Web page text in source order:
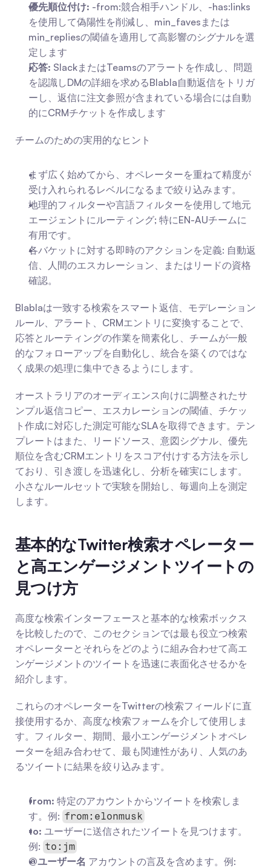
優先順位付け: -from:競合相手ハンドル、-has:links
を使用して偽陽性を削減し、min_favesまたは
min_repliesの閾値を適用して高影響のシグナルを選
定します
応答: SlackまたはTeamsのアラートを作成し、問題
を認識しDMの詳細を求めるBlabla自動返信をトリガ
ーし、返信に注文参照が含まれている場合には自動
的にCRMチケットを作成します
チームのための実用的なヒント
まず広く始めてから、オペレーターを重ねて精度が
受け入れられるレベルになるまで絞り込みます。
地理的フィルターや言語フィルターを使用して地元
エージェントにルーティング; 特にEN-AUチームに
有用です。
各バケットに対する即時のアクションを定義: 自動返
信、人間のエスカレーション、またはリードの資格
確認。
Blablaは一致する検索をスマート返信、モデレーション
ルール、アラート、CRMエントリに変換することで、
応答とルーティングの作業を簡素化し、チームが一般
的なフォローアップを自動化し、統合を築くのではな
く成果の処理に集中できるようにします。
オーストラリアのオーディエンス向けに調整されたサ
ンプル返信コピー、エスカレーションの閾値、チケッ
ト作成に対応した測定可能なSLAを取得できます。テン
プレートはまた、リードソース、意図シグナル、優先
順位を含むCRMエントリをスコア付けする方法を示し
ており、引き渡しを迅速化し、分析を確実にします。
小さなルールセットで実験を開始し、毎週向上を測定
します。
基本的なTwitter検索オペレーター
と高エンゲージメントツイートの
見つけ方
高度な検索インターフェースと基本的な検索ボックス
を比較したので、このセクションでは最も役立つ検索
オペレーターとそれらをどのように組み合わせて高エ
ンゲージメントのツイートを迅速に表面化させるかを
紹介します。
これらのオペレーターをTwitterの検索フィールドに直
接使用するか、高度な検索フォームを介して使用しま
す。フィルター、期間、最小エンゲージメントオペレ
ーターを組み合わせて、最も関連性があり、人気のあ
るツイートに結果を絞り込みます。
from: 特定のアカウントからツイートを検索しま
す。例: from:elonmusk
to: ユーザーに送信されたツイートを見つけます。
例: to:jm
@ユーザー名